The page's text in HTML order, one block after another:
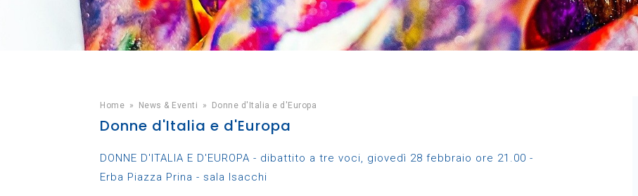
Home » News & Eventi » Donne d'Italia e d'Europa
Donne d'Italia e d'Europa
DONNE D'ITALIA E D'EUROPA - dibattito a tre voci, giovedì 28 febbraio ore 21.00 -
Erba Piazza Prina - sala Isacchi